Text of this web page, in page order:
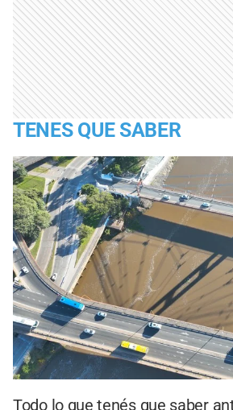
TENES QUE SABER
Todo lo que tenés que saber